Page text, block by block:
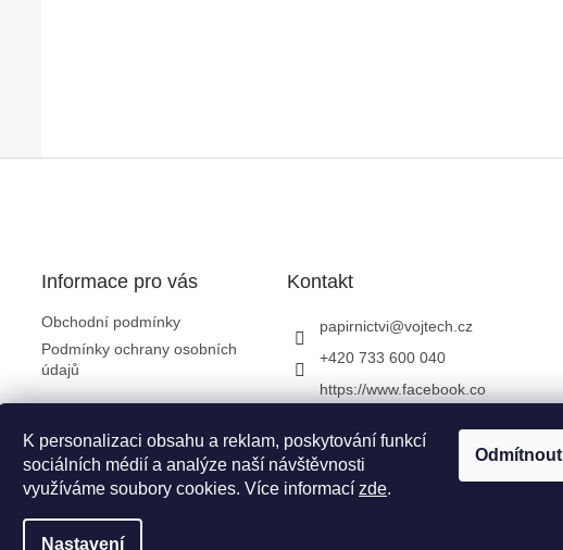
K personalizaci obsahu a reklam, poskytování funkcí
sociálních médií a analýze naší návštěvnosti
využíváme soubory cookies. Více informací zde.
Nastavení
Odmítnout
Informace pro vás
Obchodní podmínky
Podmínky ochrany osobních
údajů
Kontakt
papirnictvi@vojtech.cz
+420 733 600 040
https://www.facebook.co
papirnictvivojtech/
+420 733 600 040